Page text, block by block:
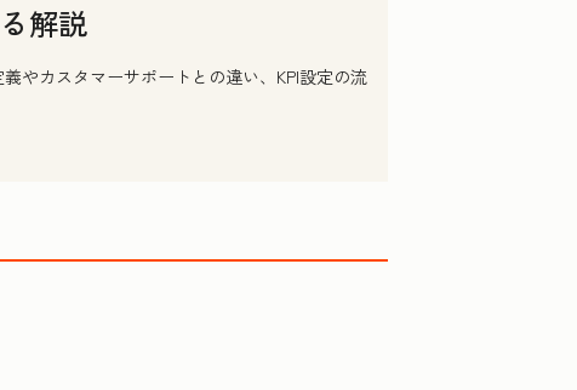
解説
やカスタマーサポートとの違い、KPI設定の流